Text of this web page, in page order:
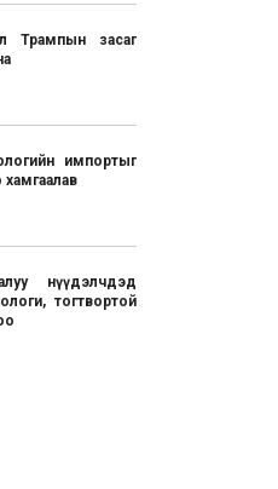
Трампын засаг
импортыг
нүүдэлчдэд
тогтвортой